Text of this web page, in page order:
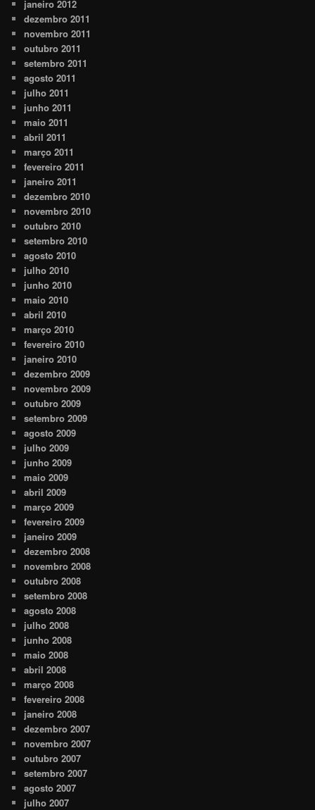
janeiro 2012
dezembro 2011
novembro 2011
outubro 2011
setembro 2011
agosto 2011
julho 2011
junho 2011
maio 2011
abril 2011
março 2011
fevereiro 2011
janeiro 2011
dezembro 2010
novembro 2010
outubro 2010
setembro 2010
agosto 2010
julho 2010
junho 2010
maio 2010
abril 2010
março 2010
fevereiro 2010
janeiro 2010
dezembro 2009
novembro 2009
outubro 2009
setembro 2009
agosto 2009
julho 2009
junho 2009
maio 2009
abril 2009
março 2009
fevereiro 2009
janeiro 2009
dezembro 2008
novembro 2008
outubro 2008
setembro 2008
agosto 2008
julho 2008
junho 2008
maio 2008
abril 2008
março 2008
fevereiro 2008
janeiro 2008
dezembro 2007
novembro 2007
outubro 2007
setembro 2007
agosto 2007
julho 2007